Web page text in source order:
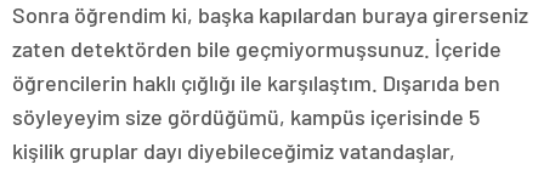
Sonra öğrendim ki, başka kapılardan buraya girerseniz
zaten detektörden bile geçmiyormuşsunuz. İçeride
öğrencilerin haklı çığlığı ile karşılaştım. Dışarıda ben
söyleyeyim size gördüğümü, kampüs içerisinde 5
kişilik gruplar dayı diyebileceğimiz vatandaşlar,